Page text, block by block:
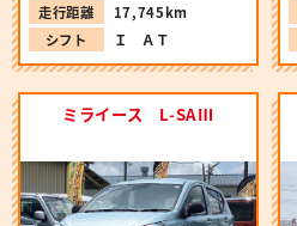
走行距離
17,745km
シフト
Ｉ ＡＴ
ミライース L-SAⅢ